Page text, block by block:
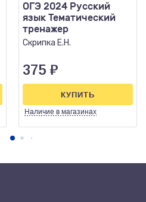
ОГЭ 2024 Русский
язык Тематический
тренажер
Скрипка Е.Н.
375 ₽
Наличие в магазинах
КУПИТЬ